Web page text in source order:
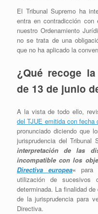
El Tribunal Supremo ha
entra en contradicción
nuestro Ordenamiento
no se trata de una
que no ha aplicado la
¿Qué recoge
de 13 de junio
A la vista de todo ello,
del TJUE emitida con fecha
pronunciado diciendo que
jurisprudencia del Tribunal
interpretación de las
incompatible con los
Directiva europea« para
utilización de sucesivos
determinada. La finalidad
de la jurisprudencia para
Directiva.